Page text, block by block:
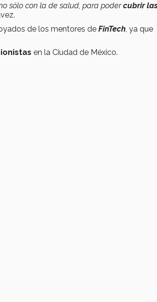
sólo con la de salud, para podercubrir
de los mentores de FinTech, ya que
en la Ciudad de México.